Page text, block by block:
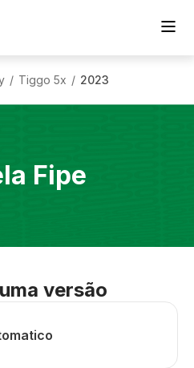
/ Tiggo 5x / 2023
Fipe
versão